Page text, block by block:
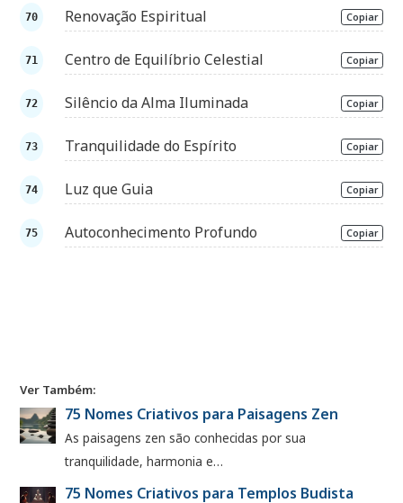
Renovação Espiritual Copiar
Centro de Equilíbrio Celestial Copiar
Silêncio da Alma Iluminada Copiar
Tranquilidade do Espírito Copiar
Luz que Guia Copiar
Autoconhecimento Profundo Copiar
Ver Também:
75 Nomes Criativos para Paisagens Zen
As paisagens zen são conhecidas por sua
tranquilidade, harmonia e…
75 Nomes Criativos para Templos Budista